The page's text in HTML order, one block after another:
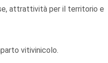
attrattività per il territorio e
vitivinicolo.